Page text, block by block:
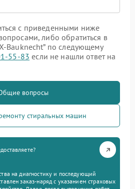
с приведенными ниже
либо обратиться в
Bauknecht” по следующему
55-83 если не нашли ответ на
вопросы
стиральных машин
на диагностику и последующий
заказ-наряд с указанием страховых